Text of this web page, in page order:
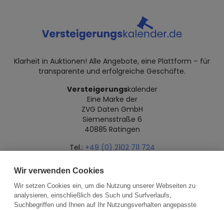
Klarheit in Auktionen! Alle Angebote, eine Plattform – für
transparente und erfolgreiche Geschäfte.
Versteigerungskalender
Eine Marke der
ZVG Daten GmbH
Siemensstraße 6
40885 Ratingen
Tel.: +49 (0) 2102 711 724
Datenschutz Impressum Über uns
Wir verwenden Cookies
Wir setzen Cookies ein, um die Nutzung unserer Webseiten zu
analysieren, einschließlich des Such und Surfverlaufs,
Suchbegriffen und Ihnen auf Ihr Nutzungsverhalten angepasste